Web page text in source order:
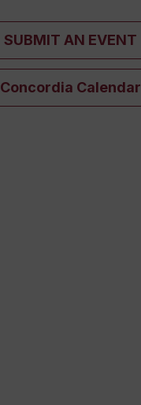
SUBMIT AN EVENT
Concordia Calendar